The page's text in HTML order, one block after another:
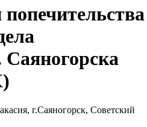
Саяногорска
г.Саяногорск, Советский